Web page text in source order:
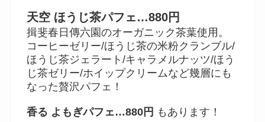
天空 ほうじ茶パフェ…880円
揖斐春日傳六園のオーガニック茶葉使用。
コーヒーゼリー/ほうじ茶の米粉クランブル/
ほうじ茶ジェラート/キャラメルナッツ/ほう
じ茶ゼリー/ホイップクリームなど幾層にも
なった贅沢パフェ！
香る よもぎパフェ…880円 もあります！